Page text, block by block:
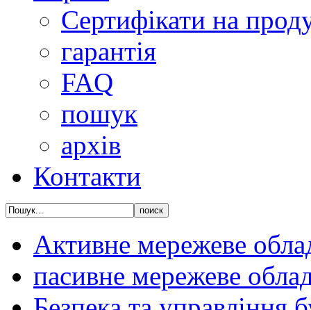
Сертифікати на
гарантія
FAQ
пошук
архів
Контакти
Активне мережеве
пасивне мережеве